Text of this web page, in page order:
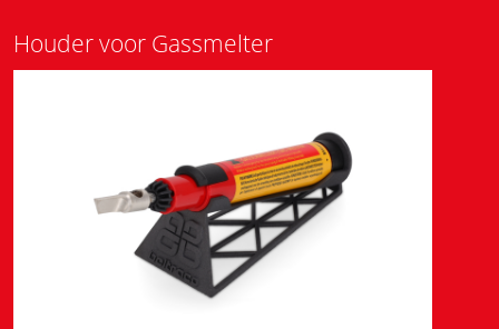
Houder voor Gassmelter